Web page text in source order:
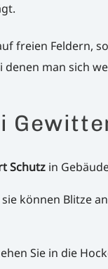
freien Feldern,
man sich
Schutzin
können Blitze
Sie in die